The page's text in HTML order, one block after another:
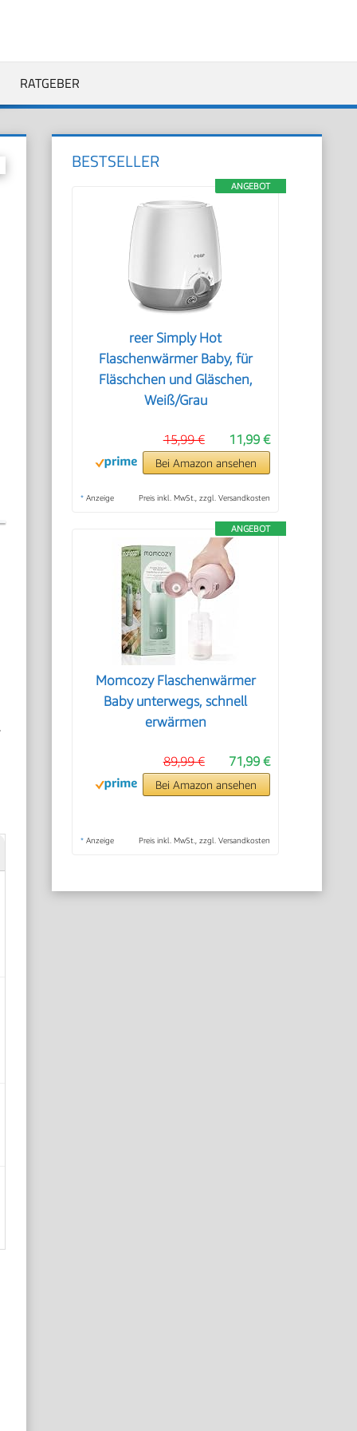
RATGEBER
BESTSELLER
ANGEBOT
reer Simply Hot
Flaschenwärmer Baby, für
Fläschchen und Gläschen,
Weiß/Grau
11,99 €
15,99 €
Bei Amazon ansehen
* Anzeige Preis inkl. MwSt., zzgl. Versandkosten
ANGEBOT
Momcozy Flaschenwärmer
Baby unterwegs, schnell
erwärmen
71,99 €
89,99 €
Bei Amazon ansehen
* Anzeige Preis inkl. MwSt., zzgl. Versandkosten